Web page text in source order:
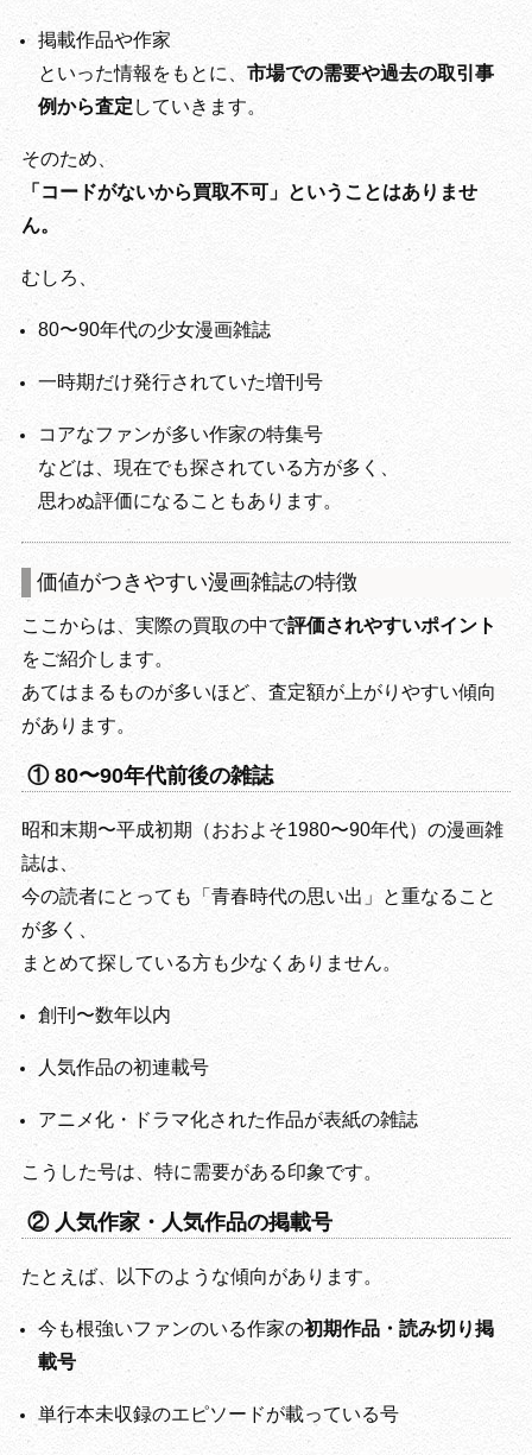
掲載作品や作家
といった情報をもとに、 市場での需要や過去の取引事
例から査定していきます。
そのため、
「コードがないから買取不可」ということはありませ
ん。
むしろ、
80〜90年代の少女漫画雑誌
一時期だけ発行されていた増刊号
コアなファンが多い作家の特集号
などは、現在でも探されている方が多く、
思わぬ評価になることもあります。
価値がつきやすい漫画雑誌の特徴
ここからは、実際の買取の中で評価されやすいポイント
をご紹介します。
あてはまるものが多いほど、査定額が上がりやすい傾向
があります。
① 80〜90年代前後の雑誌
昭和末期〜平成初期（おおよそ1980〜90年代）の漫画雑
誌は、
今の読者にとっても「青春時代の思い出」と重なること
が多く、
まとめて探している方も少なくありません。
創刊〜数年以内
人気作品の初連載号
アニメ化・ドラマ化された作品が表紙の雑誌
こうした号は、特に需要がある印象です。
② 人気作家・人気作品の掲載号
たとえば、以下のような傾向があります。
今も根強いファンのいる作家の初期作品・読み切り掲
載号
単行本未収録のエピソードが載っている号